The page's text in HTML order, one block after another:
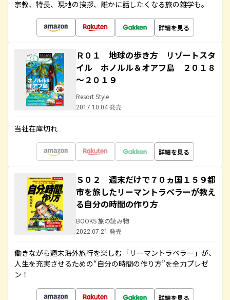
宗教、特長、現地の挨拶、誰かに話したくなる旅の雑学も。
詳細を見る
Ｒ０１ 地球の歩き方 リゾートスタ
イル ホノルル＆オアフ島 ２０１８
～２０１９
Resort Style
2017.10.04 発売
当社在庫切れ
詳細を見る
Ｓ０２ 週末だけで７０ヵ国１５９都
市を旅したリーマントラベラーが教え
る自分の時間の作り方
BOOKS 旅の読み物
2022.07.21 発売
働きながら週末海外旅行を楽しむ「リーマントラベラー」が、
人生を充実させるための“自分の時間の作り方”を全力プレゼ
ン！
詳細を見る